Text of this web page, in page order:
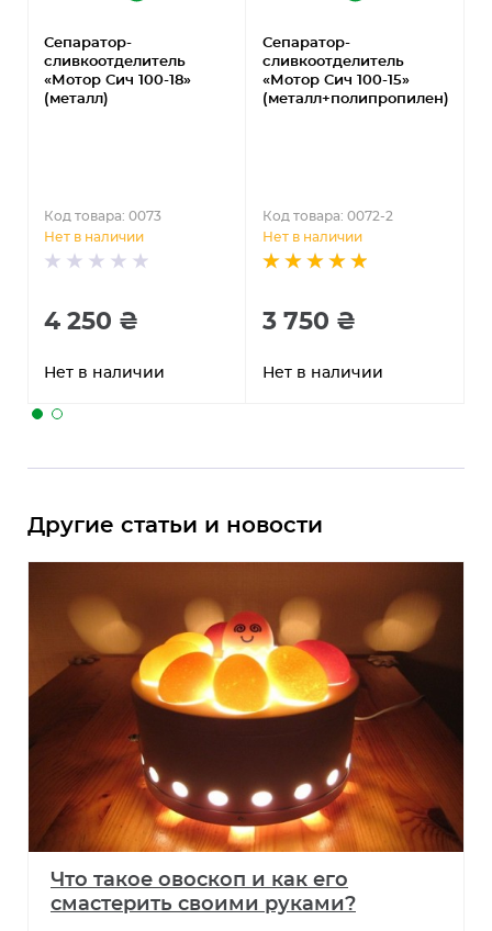
Сепаратор-
сливкоотделитель
«Мотор Сич 100-18»
(металл)
Код товара: 0073
Нет в наличии
4 250 ₴
Нет в наличии
Сепаратор-
сливкоотделитель
«Мотор Сич 100-15»
(металл+полипропилен)
Код товара: 0072-2
Нет в наличии
3 750 ₴
Нет в наличии
Другие статьи и новости
Что такое овоскоп и как его
смастерить своими руками?